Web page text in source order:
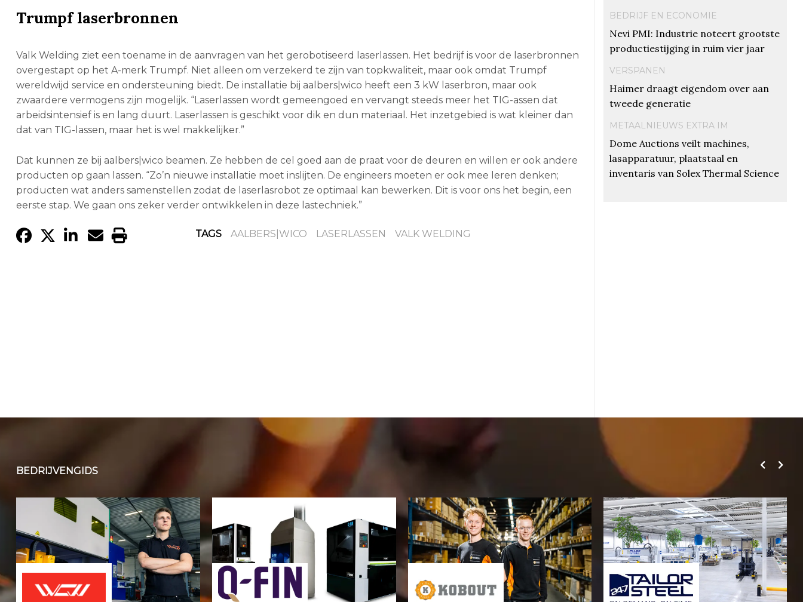
Trumpf laserbronnen
Valk Welding ziet een toename in de aanvragen van het gerobotiseerd laserlassen. Het bedrijf is voor de laserbronnen
overgestapt op het A-merk Trumpf. Niet alleen om verzekerd te zijn van topkwaliteit, maar ook omdat Trumpf
wereldwijd service en ondersteuning biedt. De installatie bij aalbers|wico heeft een 3 kW laserbron, maar ook
zwaardere vermogens zijn mogelijk. “Laserlassen wordt gemeengoed en vervangt steeds meer het TIG-assen dat
arbeidsintensief is en lang duurt. Laserlassen is geschikt voor dik en dun materiaal. Het inzetgebied is wat kleiner dan
dat van TIG-lassen, maar het is wel makkelijker.”
Dat kunnen ze bij aalbers|wico beamen. Ze hebben de cel goed aan de praat voor de deuren en willen er ook andere
producten op gaan lassen. “Zo’n nieuwe installatie moet inslijten. De engineers moeten er ook mee leren denken;
producten wat anders samenstellen zodat de laserlasrobot ze optimaal kan bewerken. Dit is voor ons het begin, een
eerste stap. We gaan ons zeker verder ontwikkelen in deze lastechniek.”
TAGS AALBERS|WICO LASERLASSEN VALK WELDING
BEDRIJF EN ECONOMIE
Nevi PMI: Industrie noteert grootste
productiestijging in ruim vier jaar
VERSPANEN
Haimer draagt eigendom over aan
tweede generatie
METAALNIEUWS EXTRA IM
Dome Auctions veilt machines,
lasapparatuur, plaatstaal en
inventaris van Solex Thermal Science
BEDRIJVENGIDS